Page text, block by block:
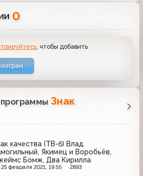
0
, чтобы добавить
Знак
качества (ТВ-6) Влад
Якимец и Воробьёв,
Бомж, Два Кирилла
25 февраля 2021, 19:55 2893